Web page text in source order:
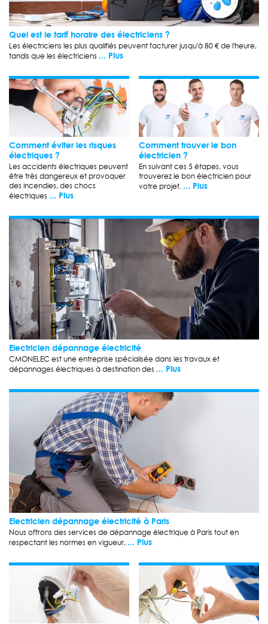
Quel est le tarif horaire des électriciens ?
Les électriciens les plus qualifiés peuvent facturer jusqu'à 80 € de l'heure,
tandis que les électriciens ... Plus
Comment éviter les risques
électriques ?
Les accidents électriques peuvent
être très dangereux et provoquer
des incendies, des chocs
électriques ... Plus
Comment trouver le bon
électricien ?
En suivant ces 5 étapes, vous
trouverez le bon électricien pour
votre projet. ... Plus
Electricien dépannage électricité
CMONELEC est une entreprise spécialisée dans les travaux et
dépannages électriques à destination des ... Plus
Electricien dépannage électricité à Paris
Nous offrons des services de dépannage électrique à Paris tout en
respectant les normes en vigueur, ... Plus